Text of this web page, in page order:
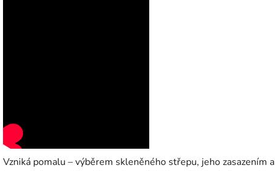
Vzniká pomalu – výběrem skleněného střepu, jeho zasazením a